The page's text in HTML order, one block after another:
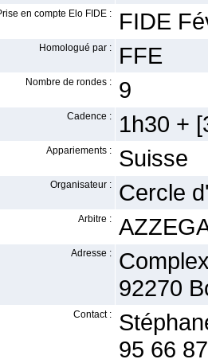
en compte Elo FIDE :
FIDE
Homologué par : FFE
Nombre de rondes : 9
Cadence : 1h30 +
Appariements : Suisse
Organisateur : Cercle
Arbitre :
Adresse :
92270
Contact :
95 66 87